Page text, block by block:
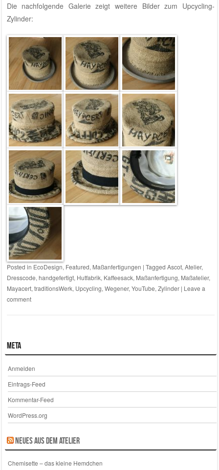
Die nachfolgende Galerie zeigt weitere Bilder zum Upcycling-
Zylinder:
Posted in EcoDesign, Featured, Maßanfertigungen | Tagged Ascot, Atelier,
Dresscode, handgefertigt, Hutfabrik, Kaffeesack, Maßanfertigung, Maßatelier,
Mayacert, traditionsWerk, Upcycling, Wegener, YouTube, Zylinder | Leave a
comment
Meta
Anmelden
Eintrags-Feed
Kommentar-Feed
WordPress.org
Neues aus dem Atelier
Chemisette – das kleine Hemdchen